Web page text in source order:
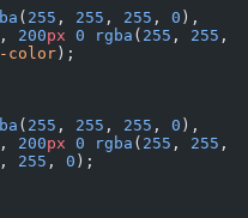
( 255 , 255 , 255 , 0
200px 0 rgba ( 255 , 255
color);
( 255 , 255 , 255 , 0
200px 0 rgba ( 255 , 255
, 255 , 0 );